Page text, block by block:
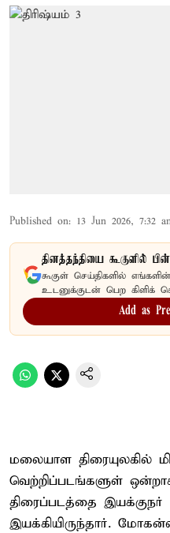
Published on: 13 Jun 2026, 7:32
தினத்தந்தியை கூகுளில்
கூகுள் செய்திகளில்
உடனுக்குடன் பெற கிளிக்
Add as
மலையாள திரையுலகில்
வெற்றிப்படங்களுள்
திரைப்படத்தை
இயக்கியிருந்தார்.